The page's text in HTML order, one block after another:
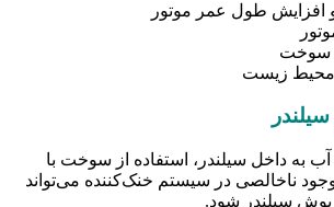
طول عمر موتور
سوخت
محیط زیست
آب به داخل سیلندر، استفاده از سوخت با
ناخالصی در سیستم خنک‌کننده می‌تواند
سیلندر شود.